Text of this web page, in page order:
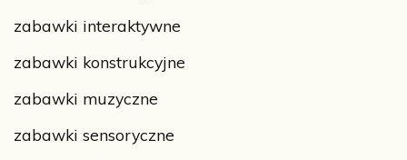
zabawki interaktywne
zabawki konstrukcyjne
zabawki muzyczne
zabawki sensoryczne